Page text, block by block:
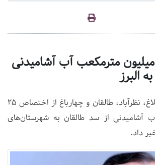
اختصاص ٢۵ میلیون متر‌مکعب آب آشامیدنی
البرز
نماینده مردم ساوجبلاغ، نظرآباد، طالقان و چهارباغ از اختصاص ٢۵
آشامیدنی از سد طالقان به شهرستان‌های
داد.